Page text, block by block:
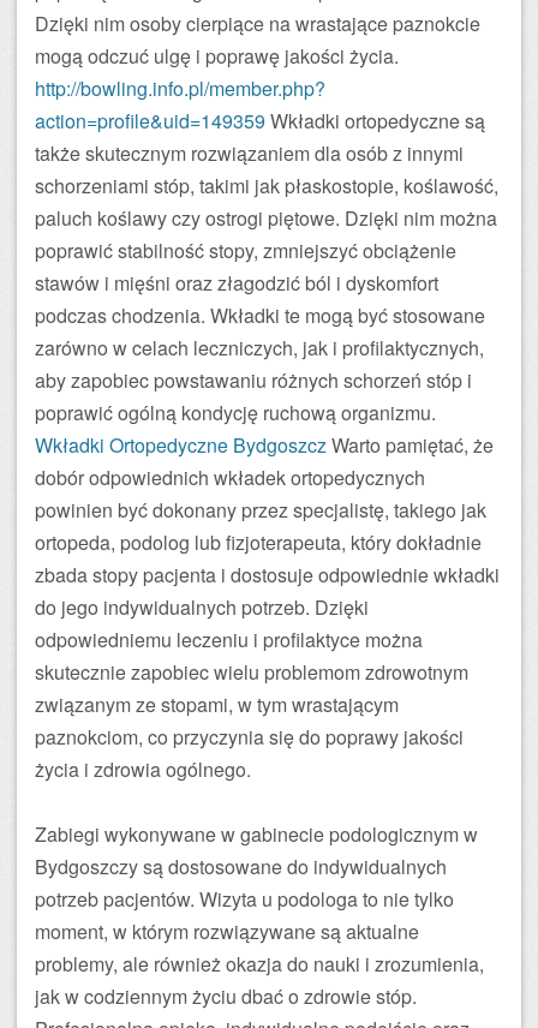
Dzięki nim osoby cierpiące na wrastające paznokcie
mogą odczuć ulgę i poprawę jakości życia.
http://bowling.info.pl/member.php?
action=profile&uid=149359 Wkładki ortopedyczne są
także skutecznym rozwiązaniem dla osób z innymi
schorzeniami stóp, takimi jak płaskostopie, koślawość,
paluch koślawy czy ostrogi piętowe. Dzięki nim można
poprawić stabilność stopy, zmniejszyć obciążenie
stawów i mięśni oraz złagodzić ból i dyskomfort
podczas chodzenia. Wkładki te mogą być stosowane
zarówno w celach leczniczych, jak i profilaktycznych,
aby zapobiec powstawaniu różnych schorzeń stóp i
poprawić ogólną kondycję ruchową organizmu.
Wkładki Ortopedyczne BydgoszczWarto pamiętać, że
dobór odpowiednich wkładek ortopedycznych
powinien być dokonany przez specjalistę, takiego jak
ortopeda, podolog lub fizjoterapeuta, który dokładnie
zbada stopy pacjenta i dostosuje odpowiednie wkładki
do jego indywidualnych potrzeb. Dzięki
odpowiedniemu leczeniu i profilaktyce można
skutecznie zapobiec wielu problemom zdrowotnym
związanym ze stopami, w tym wrastającym
paznokciom, co przyczynia się do poprawy jakości
życia i zdrowia ogólnego.
Zabiegi wykonywane w gabinecie podologicznym w
Bydgoszczy są dostosowane do indywidualnych
potrzeb pacjentów. Wizyta u podologa to nie tylko
moment, w którym rozwiązywane są aktualne
problemy, ale również okazja do nauki i zrozumienia,
jak w codziennym życiu dbać o zdrowie stóp.